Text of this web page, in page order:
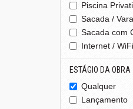
Piscina
Sacada /
Sacada com
Internet / WiFi
ESTÁGIO DA OBRA
Qualquer
Lançamento